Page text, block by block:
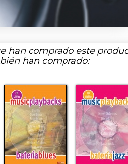
han comprado este
han comprado: